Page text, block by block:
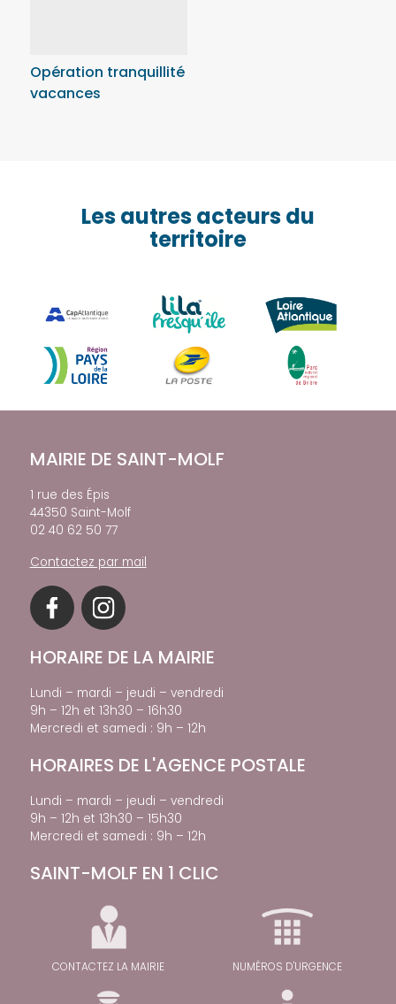
Opération tranquillité
vacances
Les autres acteurs du
territoire
MAIRIE DE SAINT-MOLF
1 rue des Épis
44350 Saint-Molf
02 40 62 50 77
Contactez par mail
HORAIRE DE LA MAIRIE
Lundi – mardi – jeudi – vendredi
9h – 12h et 13h30 – 16h30
Mercredi et samedi : 9h – 12h
HORAIRES DE L'AGENCE POSTALE
Lundi – mardi – jeudi – vendredi
9h – 12h et 13h30 – 15h30
Mercredi et samedi : 9h – 12h
SAINT-MOLF EN 1 CLIC
CONTACTEZ LA MAIRIE NUMÉROS D'URGENCE